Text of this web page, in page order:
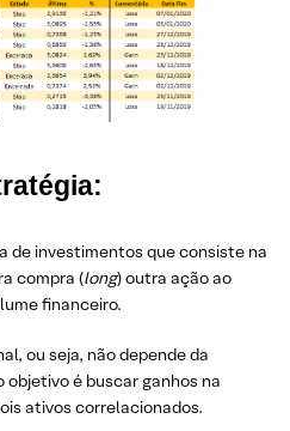
de investimentos que consiste na
compra (long) outra ação ao
financeiro.
ou seja, não depende da
é buscar ganhos na
ativos correlacionados.